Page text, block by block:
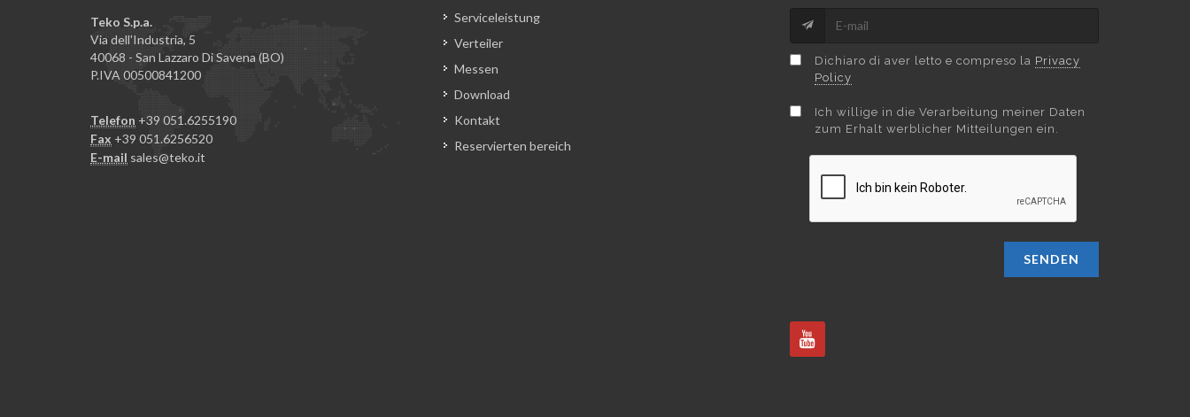
Teko S.p.a.
Via dell'Industria, 5
40068 - San Lazzaro Di Savena (BO)
P.IVA 00500841200
Telefon +39 051.6255190
Fax +39 051.6256520
E-mail sales@teko.it
Serviceleistung
Verteiler
Messen
Download
Kontakt
Reservierten bereich
Dichiaro di aver letto e compreso la Privacy
Policy
Ich willige in die Verarbeitung meiner Daten
zum Erhalt werblicher Mitteilungen ein.
SENDEN